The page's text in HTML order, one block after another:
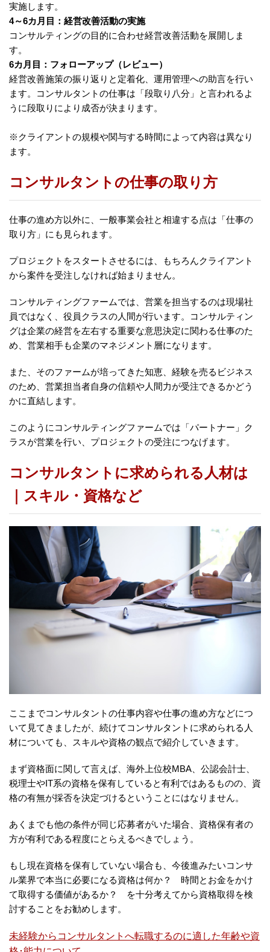
実施します。
4～6カ月目：経営改善活動の実施
コンサルティングの目的に合わせ経営改善活動を展開しま
す。
6カ月目：フォローアップ（レビュー）
経営改善施策の振り返りと定着化、運用管理への助言を行い
ます。コンサルタントの仕事は「段取り八分」と言われるよ
うに段取りにより成否が決まります。
※クライアントの規模や関与する時間によって内容は異なり
ます。
コンサルタントの仕事の取り方
仕事の進め方以外に、一般事業会社と相違する点は「仕事の
取り方」にも見られます。
プロジェクトをスタートさせるには、もちろんクライアント
から案件を受注しなければ始まりません。
コンサルティングファームでは、営業を担当するのは現場社
員ではなく、役員クラスの人間が行います。コンサルティン
グは企業の経営を左右する重要な意思決定に関わる仕事のた
め、営業相手も企業のマネジメント層になります。
また、そのファームが培ってきた知恵、経験を売るビジネス
のため、営業担当者自身の信頼や人間力が受注できるかどう
かに直結します。
このようにコンサルティングファームでは「パートナー」ク
ラスが営業を行い、プロジェクトの受注につなげます。
コンサルタントに求められる人材は
｜スキル・資格など
ここまでコンサルタントの仕事内容や仕事の進め方などにつ
いて見てきましたが、続けてコンサルタントに求められる人
材についても、スキルや資格の観点で紹介していきます。
まず資格面に関して言えば、海外上位校MBA、公認会計士、
税理士やIT系の資格を保有していると有利ではあるものの、資
格の有無が採否を決定づけるということにはなりません。
あくまでも他の条件が同じ応募者がいた場合、資格保有者の
方が有利である程度にとらえるべきでしょう。
もし現在資格を保有していない場合も、今後進みたいコンサ
ル業界で本当に必要になる資格は何か？ 時間とお金をかけ
て取得する価値があるか？ を十分考えてから資格取得を検
討することをお勧めします。
未経験からコンサルタントへ転職するのに適した年齢や資